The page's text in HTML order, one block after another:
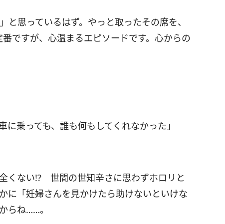
思っているはず。やっと取ったその席を、
ですが、心温まるエピソードです。心からの
乗っても、誰も何もしてくれなかった」
くない!? 世間の世知辛さに思わずホロリと
「妊婦さんを見かけたら助けないといけな
らね……。